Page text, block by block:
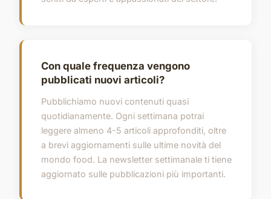
Con quale frequenza vengono
pubblicati nuovi articoli?
Pubblichiamo nuovi contenuti quasi
quotidianamente. Ogni settimana potrai
leggere almeno 4-5 articoli approfonditi, oltre
a brevi aggiornamenti sulle ultime novità del
mondo food. La newsletter settimanale ti tiene
aggiornato sulle pubblicazioni più importanti.